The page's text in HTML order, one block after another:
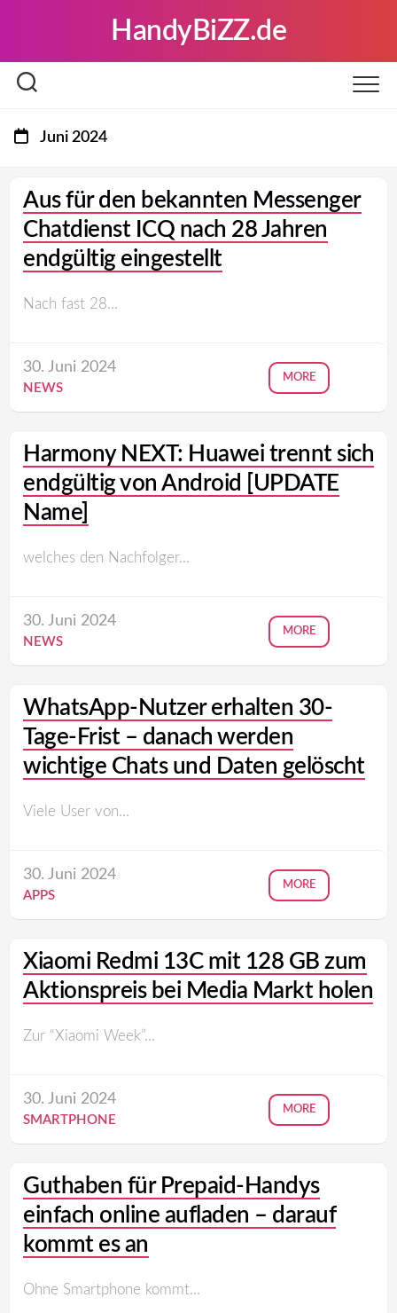
HandyBiZZ.de
Juni 2024
Aus für den bekannten Messenger
Chatdienst ICQ nach 28 Jahren
endgültig eingestellt
Nach fast 28...
30. Juni 2024
NEWS
MORE
Harmony NEXT: Huawei trennt sich
endgültig von Android [UPDATE
Name]
welches den Nachfolger...
30. Juni 2024
NEWS
MORE
WhatsApp-Nutzer erhalten 30-
Tage-Frist – danach werden
wichtige Chats und Daten gelöscht
Viele User von...
30. Juni 2024
APPS
MORE
Xiaomi Redmi 13C mit 128 GB zum
Aktionspreis bei Media Markt holen
Zur “Xiaomi Week”...
30. Juni 2024
SMARTPHONE
MORE
Guthaben für Prepaid-Handys
einfach online aufladen – darauf
kommt es an
Ohne Smartphone kommt...